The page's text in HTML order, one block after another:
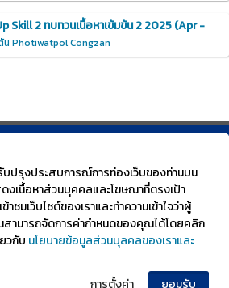
Skill 2 ทบทวนเนื้อหาเข้มข้น 2 2025 (Apr -
น Photiwatpol Congzan
บปรุงประสบการณ์การท่องเว็บของท่านบน
ดงเนื้อหาส่วนบุคคลและโฆษณาที่ตรงเป้า
าชมเว็บไซต์ของเราและทำความเข้าใจว่าผู้
สามารถจัดการค่ากำหนดของคุณได้โดยคลิก
วกับ นโยบายข้อมูลส่วนบุลคลของเราและ
การตั้งค่า
right reserved. v1.0 Powered by Course